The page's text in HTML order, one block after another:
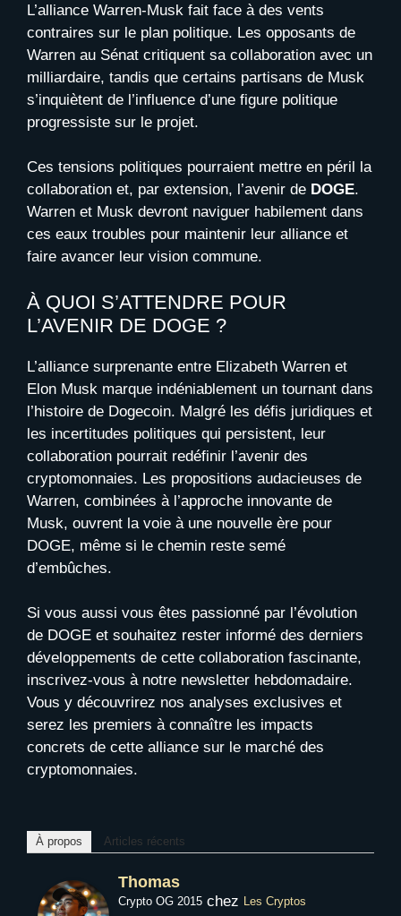
L’alliance Warren-Musk fait face à des vents
contraires sur le plan politique. Les opposants de
Warren au Sénat critiquent sa collaboration avec un
milliardaire, tandis que certains partisans de Musk
s’inquiètent de l’influence d’une figure politique
progressiste sur le projet.
Ces tensions politiques pourraient mettre en péril la
collaboration et, par extension, l’avenir de DOGE.
Warren et Musk devront naviguer habilement dans
ces eaux troubles pour maintenir leur alliance et
faire avancer leur vision commune.
À QUOI S’ATTENDRE POUR
L’AVENIR DE DOGE ?
L’alliance surprenante entre Elizabeth Warren et
Elon Musk marque indéniablement un tournant dans
l’histoire de Dogecoin. Malgré les défis juridiques et
les incertitudes politiques qui persistent, leur
collaboration pourrait redéfinir l’avenir des
cryptomonnaies. Les propositions audacieuses de
Warren, combinées à l’approche innovante de
Musk, ouvrent la voie à une nouvelle ère pour
DOGE, même si le chemin reste semé
d’embûches.
Si vous aussi vous êtes passionné par l’évolution
de DOGE et souhaitez rester informé des derniers
développements de cette collaboration fascinante,
inscrivez-vous à notre newsletter hebdomadaire.
Vous y découvrirez nos analyses exclusives et
serez les premiers à connaître les impacts
concrets de cette alliance sur le marché des
cryptomonnaies.
À propos Articles récents
Thomas
Crypto OG 2015 chez Les Cryptos